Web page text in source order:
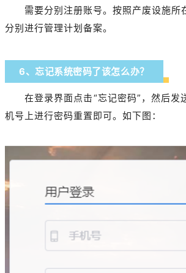
需要分别注册账号。按照产废设施所
分别进行管理计划备案。
6、忘记系统密码了该怎么办？
在登录界面点击“忘记密码”，然后发
机号上进行密码重置即可。如下图：